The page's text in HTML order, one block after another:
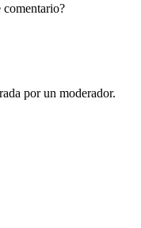
comentario?
por un moderador.